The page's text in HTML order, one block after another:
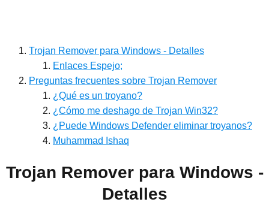
Trojan Remover para Windows - Detalles
Enlaces Espejo;
Preguntas frecuentes sobre Trojan Remover
¿Qué es un troyano?
¿Cómo me deshago de Trojan Win32?
¿Puede Windows Defender eliminar troyanos?
Muhammad Ishaq
Trojan Remover para Windows -
Detalles